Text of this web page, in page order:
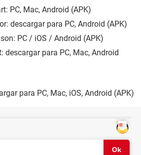
PC, Mac, Android (APK)
descargar para PC, Android (APK)
PC / iOS / Android (APK)
descargar para PC, Mac, Android
para PC, Mac, iOS, Android (APK)